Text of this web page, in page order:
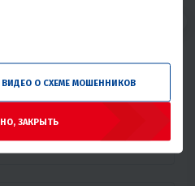
О СХЕМЕ МОШЕННИКОВ
ЗАКРЫТЬ